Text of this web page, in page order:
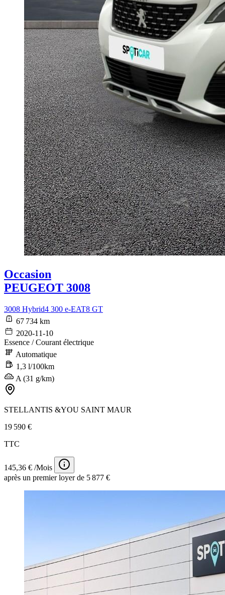
Occasion
PEUGEOT 3008
3008 Hybrid4 300 e-EAT8 GT
67 734 km
2020-11-10
Essence / Courant électrique
Automatique
1,3 l/100km
A (31 g/km)
STELLANTIS &YOU SAINT MAUR
19 590 €
TTC
145,36 € /Mois
après un premier loyer de 5 877 €